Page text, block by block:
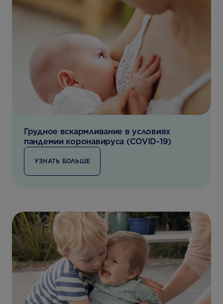
Грудное вскармливание в условиях
пандемии коронавируса (COVID-19)
УЗНАТЬ БОЛЬШЕ